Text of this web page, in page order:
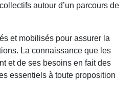
autour d’un parcours de
et mobilisés pour assurer la
La connaissance que les
et de ses besoins en fait des
essentiels à toute proposition